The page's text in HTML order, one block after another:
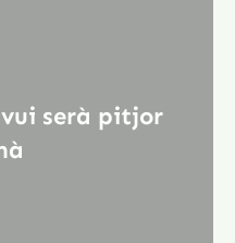
serà pitjor